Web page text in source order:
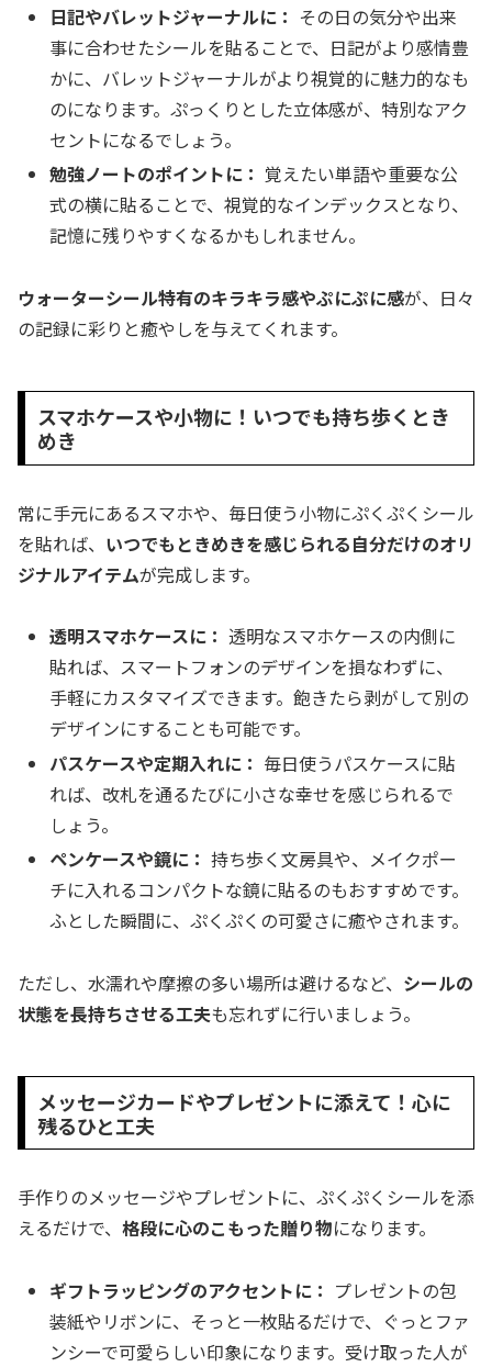
日記やバレットジャーナルに： その日の気分や出来
事に合わせたシールを貼ることで、日記がより感情豊
かに、バレットジャーナルがより視覚的に魅力的なも
のになります。ぷっくりとした立体感が、特別なアク
セントになるでしょう。
勉強ノートのポイントに： 覚えたい単語や重要な公
式の横に貼ることで、視覚的なインデックスとなり、
記憶に残りやすくなるかもしれません。
ウォーターシール特有のキラキラ感やぷにぷに感が、日々
の記録に彩りと癒やしを与えてくれます。
スマホケースや小物に！いつでも持ち歩くとき
めき
常に手元にあるスマホや、毎日使う小物にぷくぷくシール
を貼れば、 いつでもときめきを感じられる自分だけのオリ
ジナルアイテムが完成します。
透明スマホケースに： 透明なスマホケースの内側に
貼れば、スマートフォンのデザインを損なわずに、
手軽にカスタマイズできます。飽きたら剥がして別の
デザインにすることも可能です。
パスケースや定期入れに： 毎日使うパスケースに貼
れば、改札を通るたびに小さな幸せを感じられるで
しょう。
ペンケースや鏡に： 持ち歩く文房具や、メイクポー
チに入れるコンパクトな鏡に貼るのもおすすめです。
ふとした瞬間に、ぷくぷくの可愛さに癒やされます。
ただし、水濡れや摩擦の多い場所は避けるなど、 シールの
状態を長持ちさせる工夫も忘れずに行いましょう。
メッセージカードやプレゼントに添えて！心に
残るひと工夫
手作りのメッセージやプレゼントに、ぷくぷくシールを添
えるだけで、 格段に心のこもった贈り物になります。
ギフトラッピングのアクセントに： プレゼントの包
装紙やリボンに、そっと一枚貼るだけで、ぐっとファ
ンシーで可愛らしい印象になります。受け取った人が